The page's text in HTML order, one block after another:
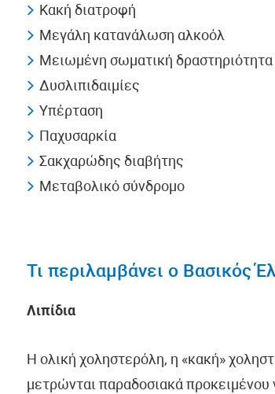
Κακή διατροφή
Μεγάλη κατανάλωση αλκοόλ
Μειωμένη σωματική δραστηριότητα
Δυσλιπιδαιμίες
Υπέρταση
Παχυσαρκία
Σακχαρώδης διαβήτης
Μεταβολικό σύνδρομο
Τι περιλαμβάνει ο Βασικός
Λιπίδια
Η ολική χοληστερόλη, η «κακή»
μετρώνται παραδοσιακά προκειμένου